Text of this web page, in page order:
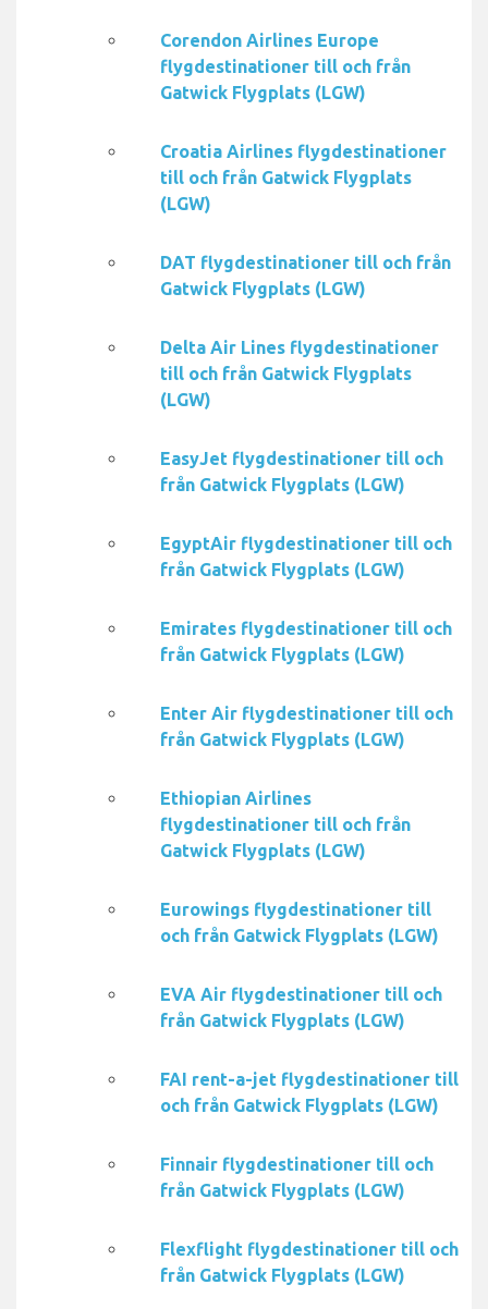
Corendon Airlines Europe
flygdestinationer till och från
Gatwick Flygplats (LGW)
Croatia Airlines flygdestinationer
till och från Gatwick Flygplats
(LGW)
DAT flygdestinationer till och från
Gatwick Flygplats (LGW)
Delta Air Lines flygdestinationer
till och från Gatwick Flygplats
(LGW)
EasyJet flygdestinationer till och
från Gatwick Flygplats (LGW)
EgyptAir flygdestinationer till och
från Gatwick Flygplats (LGW)
Emirates flygdestinationer till och
från Gatwick Flygplats (LGW)
Enter Air flygdestinationer till och
från Gatwick Flygplats (LGW)
Ethiopian Airlines
flygdestinationer till och från
Gatwick Flygplats (LGW)
Eurowings flygdestinationer till
och från Gatwick Flygplats (LGW)
EVA Air flygdestinationer till och
från Gatwick Flygplats (LGW)
FAI rent-a-jet flygdestinationer till
och från Gatwick Flygplats (LGW)
Finnair flygdestinationer till och
från Gatwick Flygplats (LGW)
Flexflight flygdestinationer till och
från Gatwick Flygplats (LGW)